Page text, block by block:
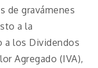
de gravámenes
a la
a los Dividendos
Agregado (IVA),